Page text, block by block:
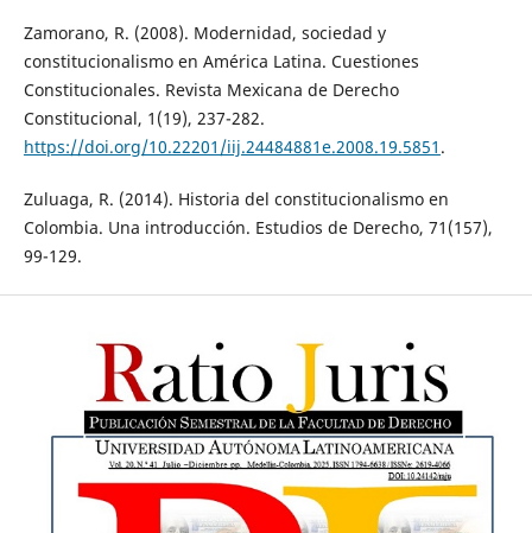
Zamorano, R. (2008). Modernidad, sociedad y
constitucionalismo en América Latina. Cuestiones
Constitucionales. Revista Mexicana de Derecho
Constitucional, 1(19), 237-282.
https://doi.org/10.22201/iij.24484881e.2008.19.5851 .
Zuluaga, R. (2014). Historia del constitucionalismo en
Colombia. Una introducción. Estudios de Derecho, 71(157),
99-129.